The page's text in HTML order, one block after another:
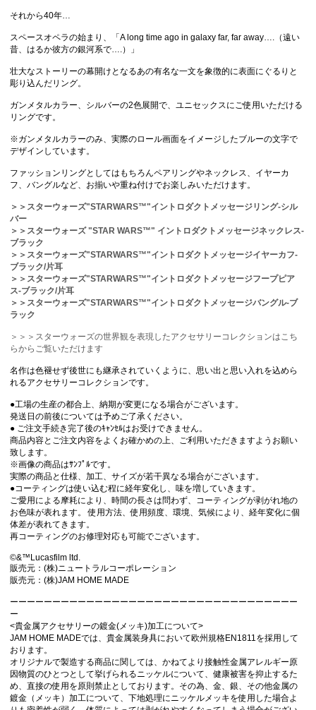
それから40年…
スペースオペラの始まり、「A long time ago in galaxy far, far away….（遠い
昔、はるか彼方の銀河系で….）」
壮大なストーリーの幕開けとなるあの有名な一文を象徴的に表面にぐるりと
彫り込んだリング。
ガンメタルカラー、シルバーの2色展開で、ユニセックスにご使用いただける
リングです。
※ガンメタルカラーのみ、実際のロール画面をイメージしたブルーの文字で
デザインしています。
ファッションリングとしてはもちろんペアリングやネックレス、イヤーカ
フ、バングルなど、お揃いや重ね付けでお楽しみいただけます。
＞＞スターウォーズ"STARWARS™"イントロダクトメッセージリング-シル
バー
＞＞スターウォーズ "STAR WARS™" イントロダクトメッセージネックレス-
ブラック
＞＞スターウォーズ"STARWARS™"イントロダクトメッセージイヤーカフ-
ブラック/片耳
＞＞スターウォーズ"STARWARS™"イントロダクトメッセージフープピア
ス-ブラック/片耳
＞＞スターウォーズ"STARWARS™"イントロダクトメッセージバングル-ブ
ラック
＞＞＞スターウォーズの世界観を表現したアクセサリーコレクションはこち
らからご覧いただけます
名作は色褪せず後世にも継承されていくように、思い出と思い入れを込めら
れるアクセサリーコレクションです。
●工場の生産の都合上、納期が変更になる場合がございます。
発送日の前後については予めご了承ください。
● ご注文手続き完了後のｷｬﾝｾﾙはお受けできません。
商品内容とご注文内容をよくお確かめの上、ご利用いただきますようお願い
致します。
※画像の商品はｻﾝﾌﾟﾙです。
実際の商品と仕様、加工、サイズが若干異なる場合がございます。
●コーティングは使い込む程に経年変化し、味を増していきます。
ご愛用による摩耗により、時間の長さは問わず、コーティングが剥がれ地の
お色味が表れます。 使用方法、使用頻度、環境、気候により、経年変化に個
体差が表れてきます。
再コーティングのお修理対応も可能でございます。
©&™Lucasfilm ltd.
販売元：(株)ニュートラルコーポレーション
販売元：(株)JAM HOME MADE
ーーーーーーーーーーーーーーーーーーーーーーーーーーーーーーーーーー
ー
<貴金属アクセサリーの鍍金(メッキ)加工について>
JAM HOME MADEでは、貴金属装身具において欧州規格EN1811を採用して
おります。
オリジナルで製造する商品に関しては、かねてより接触性金属アレルギー原
因物質のひとつとして挙げられるニッケルについて、健康被害を抑止するた
め、直接の使用を原則禁止としております。その為、金、銀、その他金属の
鍍金（メッキ）加工について、下地処理にニッケルメッキを使用した場合よ